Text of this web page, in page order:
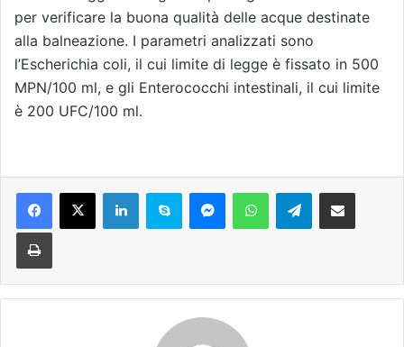
per verificare la buona qualità delle acque destinate
alla balneazione. I parametri analizzati sono
l’Escherichia coli, il cui limite di legge è fissato in 500
MPN/100 ml, e gli Enterococchi intestinali, il cui limite
è 200 UFC/100 ml.
Telegram